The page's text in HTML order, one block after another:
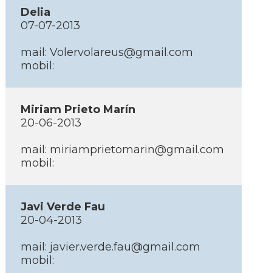
Delia
07-07-2013
mail: Volervolareus@gmail.com
mobil:
Miriam Prieto Marí­n
20-06-2013
mail: miriamprietomarin@gmail.com
mobil:
Javi Verde Fau
20-04-2013
mail: javier.verde.fau@gmail.com
mobil: